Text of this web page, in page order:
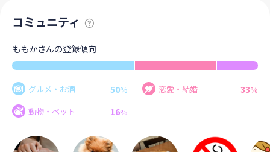
コミュニティ
ももかさんの登録傾向
グルメ・お酒 50% 恋愛・結婚 33%
動物・ペット
16%